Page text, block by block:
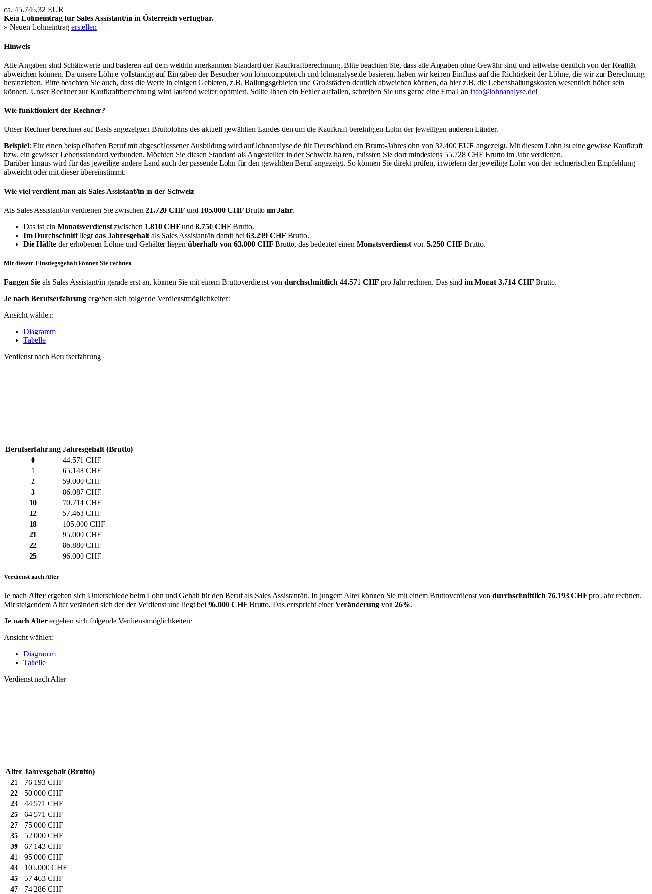
ca. 45.746,32 EUR
Kein Lohneintrag für Sales Assistant/in in Österreich verfügbar.
» Neuen Lohneintrag erstellen
Hinweis
Alle Angaben sind Schätzwerte und basieren auf dem weithin anerkannten Standard der Kaufkraftberechnung. Bitte beachten Sie, dass alle Angaben ohne Gewähr sind und teilweise deutlich von der Realität
abweichen können. Da unsere Löhne vollständig auf Eingaben der Besucher von lohncomputer.ch und lohnanalyse.de basieren, haben wir keinen Einfluss auf die Richtigkeit der Löhne, die wir zur Berechnung
heranziehen. Bitte beachten Sie auch, dass die Werte in einigen Gebieten, z.B. Ballungsgebieten und Großstädten deutlich abweichen können, da hier z.B. die Lebenshaltungskosten wesentlich höher sein
können. Unser Rechner zur Kaufkraftberechnung wird laufend weiter optimiert. Sollte Ihnen ein Fehler auffallen, schreiben Sie uns gerne eine Email an info@lohnanalyse.de!
Wie funktioniert der Rechner?
Unser Rechner berechnet auf Basis angezeigten Bruttolohns des aktuell gewählten Landes den um die Kaufkraft bereinigten Lohn der jeweiligen anderen Länder.
Beispiel: Für einen beispielhaften Beruf mit abgeschlossener Ausbildung wird auf lohnanalyse.de für Deutschland ein Brutto-Jahreslohn von 32.400 EUR angezeigt. Mit diesem Lohn ist eine gewisse Kaufkraft
bzw. ein gewisser Lebensstandard verbunden. Möchten Sie diesen Standard als Angestellter in der Schweiz halten, müssten Sie dort mindestens 55.728 CHF Brutto im Jahr verdienen.
Darüber hinaus wird für das jeweilige andere Land auch der passende Lohn für den gewählten Beruf angezeigt. So können Sie direkt prüfen, inwiefern der jeweilige Lohn von der rechnerischen Empfehlung
abweicht oder mit dieser übereinstimmt.
Wie viel verdient man als Sales Assistant/in in der Schweiz
Als Sales Assistant/in verdienen Sie zwischen 21.720 CHF und 105.000 CHF Brutto im Jahr.
Das ist ein Monatsverdienst zwischen 1.810 CHF und 8.750 CHF Brutto.
Im Durchschnitt liegt das Jahresgehalt als Sales Assistant/in damit bei 63.299 CHF Brutto.
Die Hälfte der erhobenen Löhne und Gehälter liegen überhalb von 63.000 CHF Brutto, das bedeutet einen Monatsverdienst von 5.250 CHF Brutto.
Mit diesem Einstiegsgehalt können Sie rechnen
Fangen Sie als Sales Assistant/in gerade erst an, können Sie mit einem Bruttoverdienst von durchschnittlich 44.571 CHF pro Jahr rechnen. Das sind im Monat 3.714 CHF Brutto.
Je nach Berufserfahrung ergeben sich folgende Verdienstmöglichkeiten:
Ansicht wählen:
Diagramm
Tabelle
Verdienst nach Berufserfahrung
Berufserfahrung Jahresgehalt (Brutto)
0
44.571 CHF
1
65.148 CHF
2
59.000 CHF
3
86.087 CHF
10
70.714 CHF
12
57.463 CHF
18
105.000 CHF
21
95.000 CHF
22
86.880 CHF
25
96.000 CHF
Verdienst nach Alter
Je nach Alter ergeben sich Unterschiede beim Lohn und Gehalt für den Beruf als Sales Assistant/in. In jungem Alter können Sie mit einem Bruttoverdienst von durchschnittlich 76.193 CHF pro Jahr rechnen.
Mit steigendem Alter verändert sich der der Verdienst und liegt bei 96.000 CHF Brutto. Das entspricht einerVeränderung von 26%.
Je nach Alter ergeben sich folgende Verdienstmöglichkeiten:
Ansicht wählen:
Diagramm
Tabelle
Verdienst nach Alter
Alter Jahresgehalt (Brutto)
21
76.193 CHF
22
50.000 CHF
23
44.571 CHF
25
64.571 CHF
27
75.000 CHF
35
52.000 CHF
39
67.143 CHF
41
95.000 CHF
43
105.000 CHF
45
57.463 CHF
47
74.286 CHF